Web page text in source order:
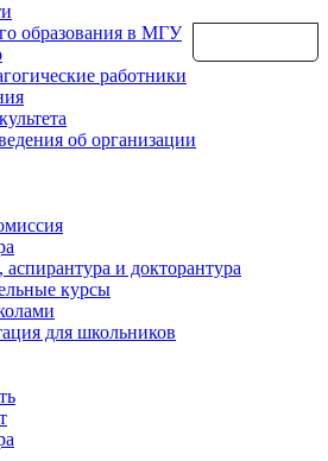
образования в МГУ
работники
об организации
и докторантура
курсы
для школьников